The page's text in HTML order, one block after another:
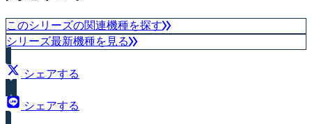
大当り確率（1/262.1）
このシリーズの関連機種を探す
シリーズ最新機種を見る
シェアする
シェアする